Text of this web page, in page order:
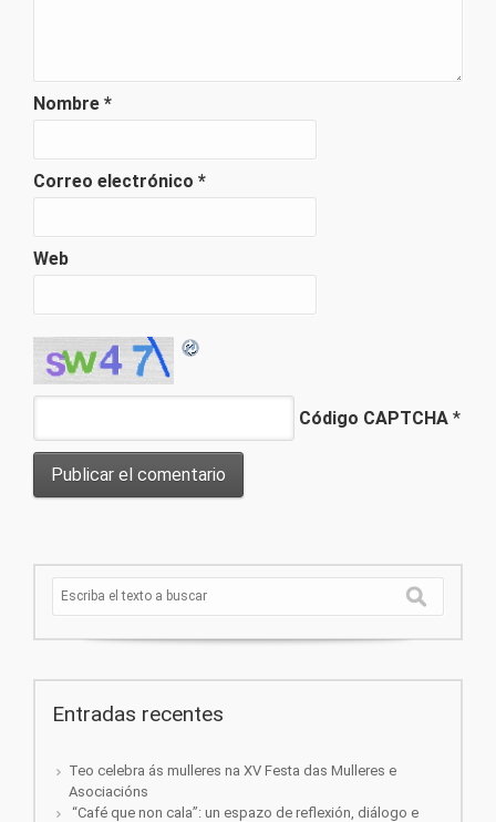
Nombre *
Correo electrónico *
Web
Código CAPTCHA *
Entradas recentes
Teo celebra ás mulleres na XV Festa das Mulleres e
Asociacións
“Café que non cala”: un espazo de reflexión, diálogo e